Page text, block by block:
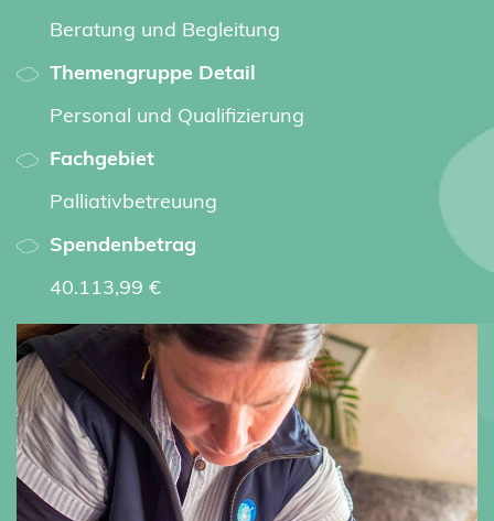
Beratung und Begleitung
Themengruppe Detail
Personal und Qualifizierung
Fachgebiet
Palliativbetreuung
Spendenbetrag
40.113,99 €